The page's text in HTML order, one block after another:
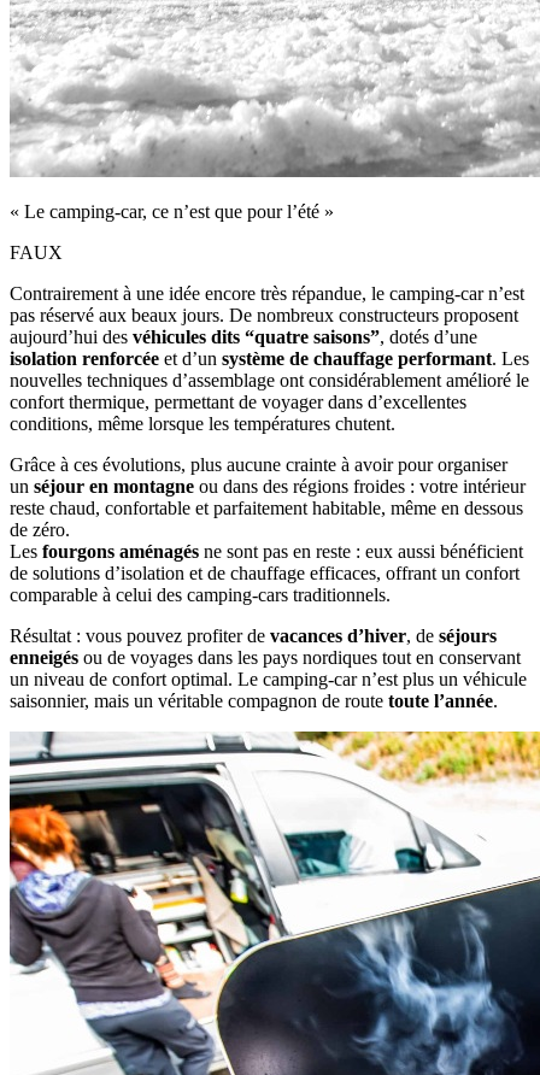
« Le camping-car, ce n’est que pour l’été »
FAUX
Contrairement à une idée encore très répandue, le camping‑car n’est
pas réservé aux beaux jours. De nombreux constructeurs proposent
aujourd’hui des véhicules dits “quatre saisons”, dotés d’une
isolation renforcée et d’un système de chauffage performant. Les
nouvelles techniques d’assemblage ont considérablement amélioré le
confort thermique, permettant de voyager dans d’excellentes
conditions, même lorsque les températures chutent.
Grâce à ces évolutions, plus aucune crainte à avoir pour organiser
un séjour en montagne ou dans des régions froides : votre intérieur
reste chaud, confortable et parfaitement habitable, même en dessous
de zéro.
Les fourgons aménagés ne sont pas en reste : eux aussi bénéficient
de solutions d’isolation et de chauffage efficaces, offrant un confort
comparable à celui des camping‑cars traditionnels.
Résultat : vous pouvez profiter de vacances d’hiver, de séjours
enneigés ou de voyages dans les pays nordiques tout en conservant
un niveau de confort optimal. Le camping‑car n’est plus un véhicule
saisonnier, mais un véritable compagnon de route toute l’année.